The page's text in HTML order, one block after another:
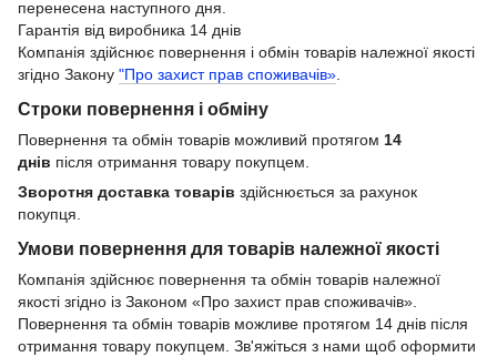
перенесена наступного дня.
Гарантія від виробника 14 днів
Компанія здійснює повернення і обмін товарів належної якості
згідно Закону "Про захист прав споживачів»
Строки повернення і обміну
Повернення та обмін товарів можливий протягом 14
днів після отримання товару покупцем.
Зворотня доставка товарів здійснюється за рахунок
покупця.
Умови повернення для товарів належної якості
Компанія здійснює повернення та обмін товарів належної
якості згідно із Законом «Про захист прав споживачів».
Повернення та обмін товарів можливе протягом 14 днів після
отримання товару покупцем. Зв'яжіться з нами щоб оформити